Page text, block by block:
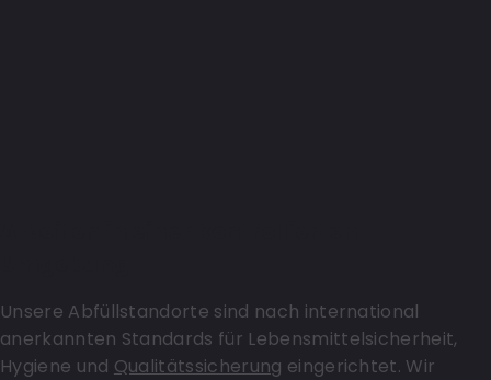
Unsere Abfüllstandorte sind nach international
anerkannten Standards für Lebensmittelsicherheit,
Hygiene und Qualitätssicherung eingerichtet. Wir